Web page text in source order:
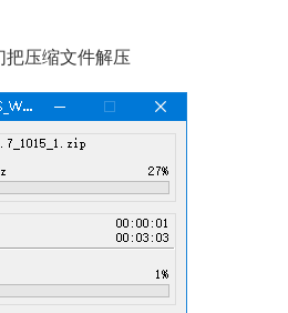
把压缩文件解压